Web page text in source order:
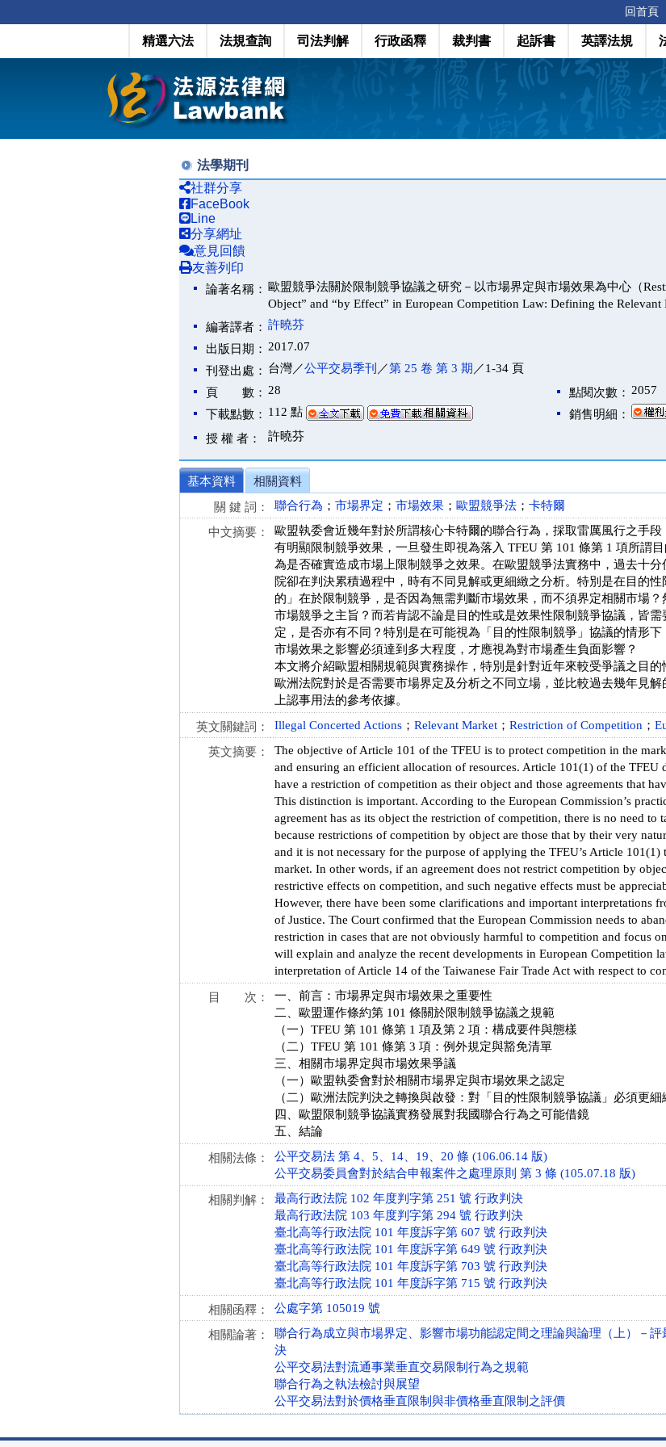
回首頁
精選六法 法規查詢 司法判解 行政函釋 裁判書 起訴書 英譯法規
法學期刊
社群分享
FaceBook
Line
分享網址
意見回饋
友善列印
論著名稱： 歐盟競爭法關於限制競爭協議之研究－以市場界定與市場效果為中心（
Object” and “by Effect” in European Competition Law: Defining the Relevant
編著譯者： 許曉芬
出版日期： 2017.07
刊登出處： 台灣／公平交易季刊 ／第 25 卷 第 3 期 ／1-34 頁
頁 數： 28 點閱次數： 2057
下載點數： 112 點
銷售明細：
授 權 者：
許曉芬
基本資料
相關資料
關 鍵 詞：
聯合行為 ； 市場界定 ； 市場效果 ； 歐盟競爭法 ； 卡特爾
中文摘要：
歐盟執委會近幾年對於所謂核心卡特爾的聯合行為，採取雷厲風行之手
有明顯限制競爭效果，一旦發生即視為落入 TFEU 第 101 條第 1 項所謂
為是否確實造成市場上限制競爭之效果。在歐盟競爭法實務中，過去十
院卻在判決累積過程中，時有不同見解或更細緻之分析。特別是在目的
的」在於限制競爭，是否因為無需判斷市場效果，而不須界定相關市場
市場競爭之主旨？而若肯認不論是目的性或是效果性限制競爭協議，皆
定，是否亦有不同？特別是在可能視為「目的性限制競爭」協議的情形
市場效果之影響必須達到多大程度，才應視為對市場產生負面影響？
本文將介紹歐盟相關規範與實務操作，特別是針對近年來較受爭議之目的
歐洲法院對於是否需要市場界定及分析之不同立場，並比較過去幾年見
上認事用法的參考依據。
英文關鍵詞： Illegal Concerted Actions ； Relevant Market ； Restriction of Competition ；
英文摘要：
The objective of Article 101 of the TFEU is to protect competition in the
and ensuring an efficient allocation of resources. Article 101(1) of the TFEU
have a restriction of competition as their object and those agreements that
This distinction is important. According to the European Commission’s
agreement has as its object the restriction of competition, there is no need to
because restrictions of competition by object are those that by their very
and it is not necessary for the purpose of applying the TFEU’s Article 101(1)
market. In other words, if an agreement does not restrict competition by
restrictive effects on competition, and such negative effects must be
However, there have been some clarifications and important interpretations
of Justice. The Court confirmed that the European Commission needs to
restriction in cases that are not obviously harmful to competition and focus
will explain and analyze the recent developments in European Competition
interpretation of Article 14 of the Taiwanese Fair Trade Act with respect to
目 次：
一、前言：市場界定與市場效果之重要性
二、歐盟運作條約第 101 條關於限制競爭協議之規範
（一）TFEU 第 101 條第 1 項及第 2 項：構成要件與態樣
（二）TFEU 第 101 條第 3 項：例外規定與豁免清單
三、相關市場界定與市場效果爭議
（一）歐盟執委會對於相關市場界定與市場效果之認定
（二）歐洲法院判決之轉換與啟發：對「目的性限制競爭協議」必須更細
四、歐盟限制競爭協議實務發展對我國聯合行為之可能借鏡
五、結論
相關法條：
公平交易法 第 4、5、14、19、20 條 (106.06.14 版)
公平交易委員會對於結合申報案件之處理原則 第 3 條 (105.07.18 版)
相關判解：
最高行政法院 102 年度判字第 251 號 行政判決
最高行政法院 103 年度判字第 294 號 行政判決
臺北高等行政法院 101 年度訴字第 607 號 行政判決
臺北高等行政法院 101 年度訴字第 649 號 行政判決
臺北高等行政法院 101 年度訴字第 703 號 行政判決
臺北高等行政法院 101 年度訴字第 715 號 行政判決
相關函釋： 公處字第 105019 號
相關論著：
聯合行為成立與市場界定、影響市場功能認定間之理論與論理（上）－
決
公平交易法對流通事業垂直交易限制行為之規範
聯合行為之執法檢討與展望
公平交易法對於價格垂直限制與非價格垂直限制之評價